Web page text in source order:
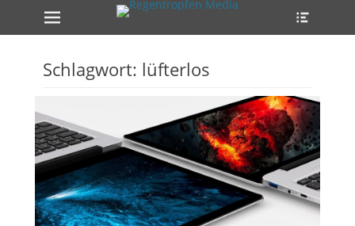
Erstes Menü
Zum
Inhalt:
Schlagwort: lüfterlos